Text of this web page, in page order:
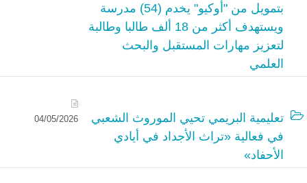
بتمويل من "أوكيو" يخدم (54) مدرسة
ويستهدف أكثر من 18 ألف طالبا وطالبة
لتعزيز مهارات المستقبل والبحث
العلمي
تعليمية البريمي تحيي الموروث الشعبي
في فعالية «تراث الأجداد في أيادي
الأحفاد»
04/05/2026